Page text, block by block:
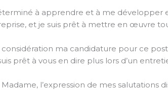
à apprendre et à me
et je suis prêt à mettre en œuvre
ma candidature pour ce
prêt à vous en dire plus lors d’un
l’expression de mes salutations